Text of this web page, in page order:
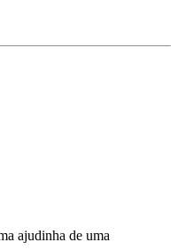
ajudinha de uma